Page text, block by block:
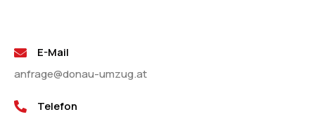
E-Mail
anfrage@donau-umzug.at
Telefon